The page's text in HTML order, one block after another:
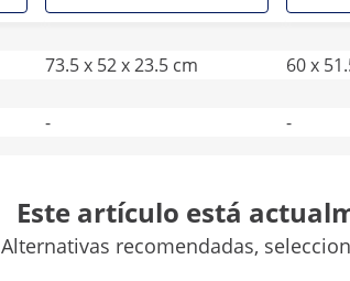
73.5 x 52 x 23.5 cm 60 x
- -
Plateado
Este artículo está
Alternativas recomendadas,